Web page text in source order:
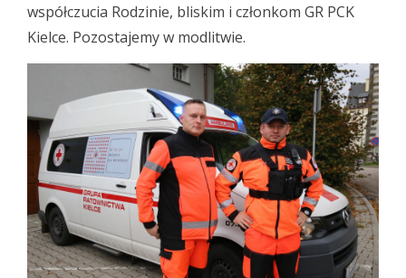
współczucia Rodzinie, bliskim i członkom GR PCK
Kielce. Pozostajemy w modlitwie.